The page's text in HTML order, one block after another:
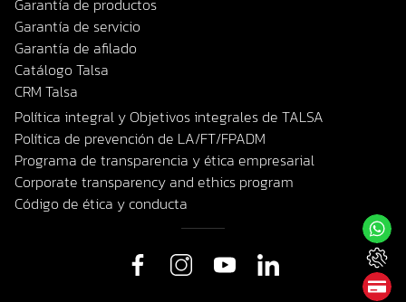
Garantía de productos
Garantía de servicio
Garantía de afilado
Catálogo Talsa
CRM Talsa
Política integral y Objetivos integrales de TALSA
Política de prevención de LA/FT/FPADM
Programa de transparencia y ética empresarial
Corporate transparency and ethics program
Código de ética y conducta